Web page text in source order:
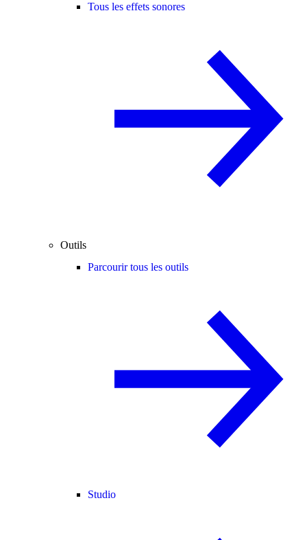
Tous les effets sonores
Outils
Parcourir tous les outils
Studio